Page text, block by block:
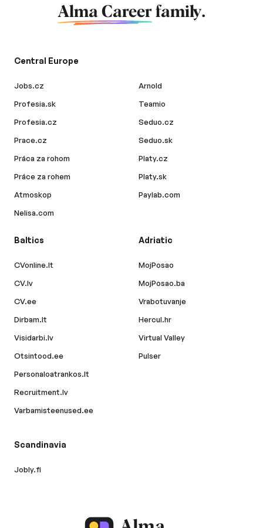
Alma Career family.
Central Europe
Jobs.cz
Profesia.sk
Profesia.cz
Prace.cz
Práca za rohom
Práce za rohem
Atmoskop
Nelisa.com
Arnold
Teamio
Seduo.cz
Seduo.sk
Platy.cz
Platy.sk
Paylab.com
Baltics
CVonline.lt
CV.lv
CV.ee
Dirbam.lt
Visidarbi.lv
Otsintood.ee
Personaloatrankos.lt
Recruitment.lv
Varbamisteenused.ee
Adriatic
MojPosao
MojPosao.ba
Vrabotuvanje
Hercul.hr
Virtual Valley
Pulser
Scandinavia
Jobly.fi